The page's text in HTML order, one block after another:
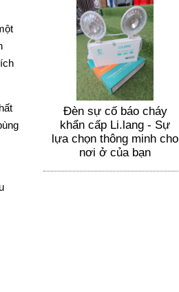
Đèn sự cố báo cháy
khẩn cấp Li.lang - Sự
lựa chọn thông minh cho
nơi ở của bạn